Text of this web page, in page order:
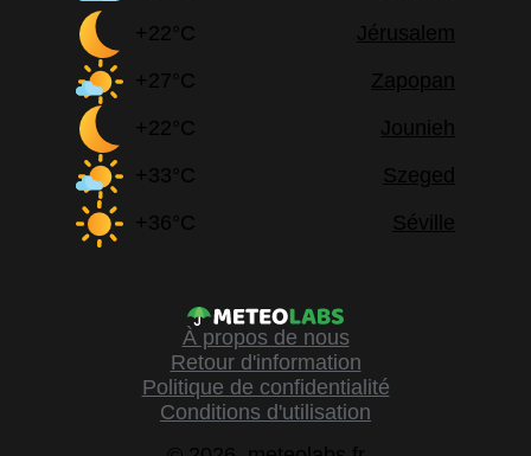
+22°C
Jérusalem
+27°C
Zapopan
+22°C
Jounieh
+33°C
Szeged
+36°C
Séville
À propos de nous
Retour d'information
Politique de confidentialité
Conditions d'utilisation